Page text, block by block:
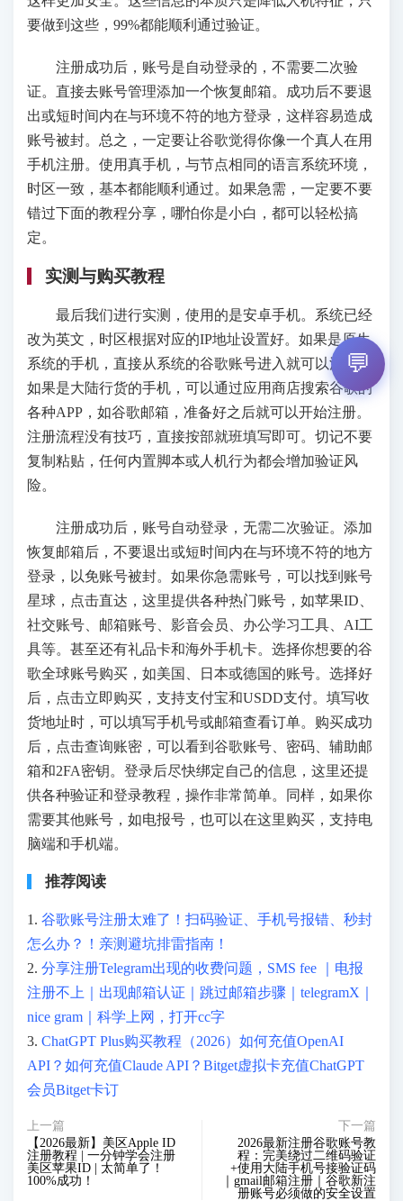
要做到这些，99%都能顺利通过验证。
注册成功后，账号是自动登录的，不需要二次验
证。直接去账号管理添加一个恢复邮箱。成功后不要退
出或短时间内在与环境不符的地方登录，这样容易造成
账号被封。总之，一定要让谷歌觉得你像一个真人在用
手机注册。使用真手机，与节点相同的语言系统环境，
时区一致，基本都能顺利通过。如果急需，一定要不要
错过下面的教程分享，哪怕你是小白，都可以轻松搞
定。
实测与购买教程
最后我们进行实测，使用的是安卓手机。系统已经
改为英文，时区根据对应的IP地址设置好。如果是原生
系统的手机，直接从系统的谷歌账号进入就可以注册。
如果是大陆行货的手机，可以通过应用商店搜索谷歌的
各种APP，如谷歌邮箱，准备好之后就可以开始注册。
注册流程没有技巧，直接按部就班填写即可。切记不要
复制粘贴，任何内置脚本或人机行为都会增加验证风
险。
注册成功后，账号自动登录，无需二次验证。添加
恢复邮箱后，不要退出或短时间内在与环境不符的地方
登录，以免账号被封。如果你急需账号，可以找到账号
星球，点击直达，这里提供各种热门账号，如苹果ID、
社交账号、邮箱账号、影音会员、办公学习工具、AI工
具等。甚至还有礼品卡和海外手机卡。选择你想要的谷
歌全球账号购买，如美国、日本或德国的账号。选择好
后，点击立即购买，支持支付宝和USDD支付。填写收
货地址时，可以填写手机号或邮箱查看订单。购买成功
后，点击查询账密，可以看到谷歌账号、密码、辅助邮
箱和2FA密钥。登录后尽快绑定自己的信息，这里还提
供各种验证和登录教程，操作非常简单。同样，如果你
需要其他账号，如电报号，也可以在这里购买，支持电
脑端和手机端。
推荐阅读
1. 谷歌账号注册太难了！扫码验证、手机号报错、秒封
怎么办？！亲测避坑排雷指南！
2. 分享注册Telegram出现的收费问题，SMS fee ｜电报
注册不上｜出现邮箱认证｜跳过邮箱步骤｜telegramX｜
nice gram｜科学上网，打开cc字
3. ChatGPT Plus购买教程（2026）如何充值OpenAI
API？如何充值Claude API？Bitget虚拟卡充值ChatGPT
会员Bitget卡订
上一篇
【2026最新】美区Apple ID
注册教程 | 一分钟学会注册
美区苹果ID | 太简单了！
100%成功！
下一篇
2026最新注册谷歌账号教
程：完美绕过二维码验证
+使用大陆手机号接验证码
｜gmail邮箱注册｜谷歌新注
册账号必须做的安全设置
💬